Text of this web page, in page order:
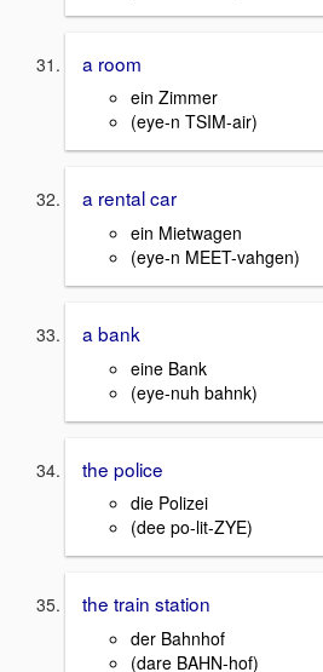
a room
ein Zimmer
(eye-n TSIM-air)
a rental car
ein Mietwagen
(eye-n MEET-vahgen)
a bank
eine Bank
(eye-nuh bahnk)
the police
die Polizei
(dee po-lit-ZYE)
the train station
der Bahnhof
(dare BAHN-hof)